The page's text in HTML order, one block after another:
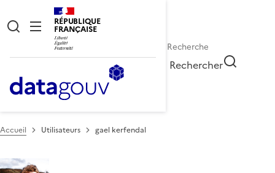
RÉPUBLIQUE
FRANÇAISE
Rechercher
Accueil Utilisateurs gael kerfendal